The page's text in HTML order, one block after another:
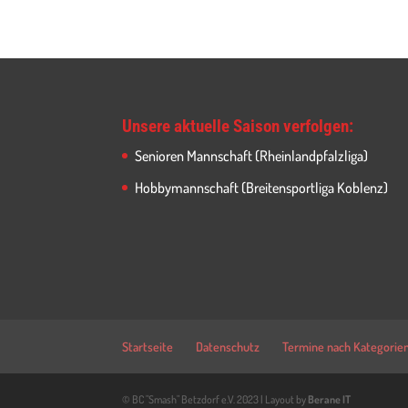
Unsere aktuelle Saison verfolgen:
Senioren Mannschaft (Rheinlandpfalzliga)
Hobbymannschaft (Breitensportliga Koblenz)
Startseite Datenschutz Termine nach
© BC "Smash" Betzdorf e.V. 2023 | Layout by Berane IT